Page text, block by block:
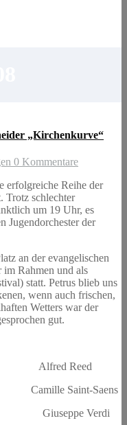
„Kirchenkurve“
0 Kommentare
erfolgreiche Reihe der
Trotz schlechter
um 19 Uhr, es
Jugendorchester der
an der evangelischen
Rahmen und als
statt. Petrus blieb uns
wenn auch frischen,
Wetters war der
gut.
Reed
Saint-Saens
Verdi